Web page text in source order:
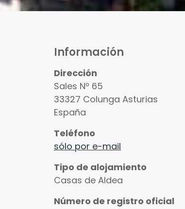
Información
Dirección
Sales Nº 65
33327 Colunga Asturias
España
Teléfono
sólo por e-mail
Tipo de alojamiento
Casas de Aldea
Número de registro oficial